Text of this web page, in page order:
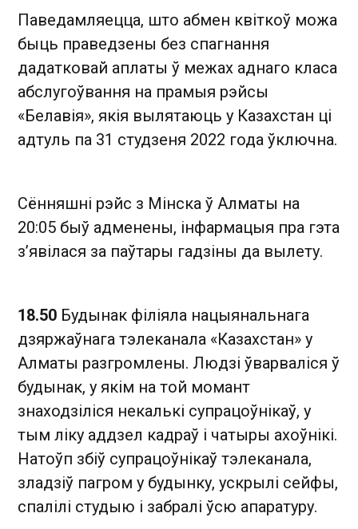
Паведамляецца, што абмен квіткоў можа
быць праведзены без спагнання
дадатковай аплаты ў межах аднаго класа
абслугоўвання на прамыя рэйсы
«Белавія», якія вылятаюць у Казахстан ці
адтуль па 31 студзеня 2022 года ўключна.
Сённяшні рэйс з Мінска ў Алматы на
20:05 быў адменены, інфармацыя пра гэта
з’явілася за паўтары гадзіны да вылету.
18.50 Будынак філіяла нацыянальнага
дзяржаўнага тэлеканала «Казахстан» у
Алматы разгромлены. Людзі ўварваліся ў
будынак, у якім на той момант
знаходзіліся некалькі супрацоўнікаў, у
тым ліку аддзел кадраў і чатыры ахоўнікі.
Натоўп збіў супрацоўнікаў тэлеканала,
зладзіў пагром у будынку, ускрылі сейфы,
спалілі студыю і забралі ўсю апаратуру.